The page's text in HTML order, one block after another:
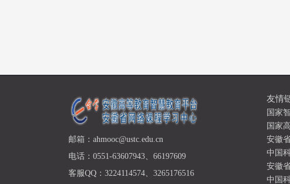
邮箱：ahmooc@ustc.edu.cn
电话：0551-63607943、66197609
客服QQ：3224114574、3265176516
友情
国家
国家
安徽
中国
安徽
中国